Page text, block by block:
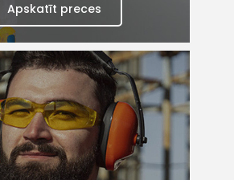
Apskatīt preces